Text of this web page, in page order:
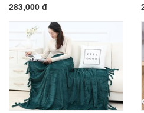
283,000 đ